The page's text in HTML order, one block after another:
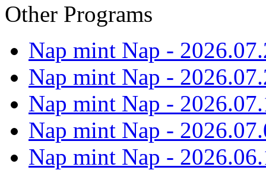
Other Programs
Nap mint Nap -
Nap mint Nap -
Nap mint Nap -
Nap mint Nap -
Nap mint Nap -